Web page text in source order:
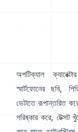
অপটিক্যাল
স্মার্টফোনের ছবি,
ডেটাতে রূপান্তরিত
পরিষ্কার করে, টেক্সট